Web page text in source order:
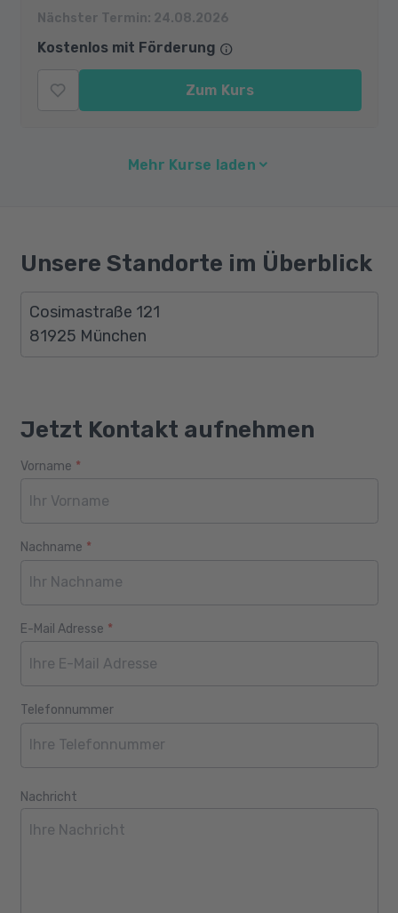
Nächster Termin: 24.08.2026
Kostenlos mit Förderung
Zum Kurs
Mehr Kurse laden
Unsere Standorte im Überblick
Cosimastraße 121
81925 München
Jetzt Kontakt aufnehmen
Webseite
Alter
Vorname *
Nachname *
E-Mail Adresse *
Telefonnummer
Nachricht